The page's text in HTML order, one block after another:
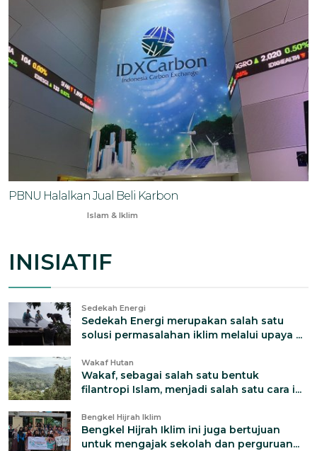
PBNU Halalkan Jual Beli Karbon
Islam & Iklim
INISIATIF
Sedekah Energi
Sedekah Energi merupakan salah satu
solusi permasalahan iklim melalui upaya ...
Wakaf Hutan
Wakaf, sebagai salah satu bentuk
filantropi Islam, menjadi salah satu cara i...
Bengkel Hijrah Iklim
Bengkel Hijrah Iklim ini juga bertujuan
untuk mengajak sekolah dan perguruan...